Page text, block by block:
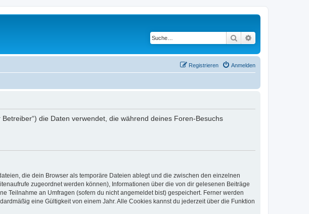
Suche
Anmelden
Registrieren
die Daten verwendet, die während deines Foren-Besuchs
die dein Browser als temporäre Dateien ablegt und die zwischen den einzelnen
zugeordnet werden können), Informationen über die von dir gelesenen Beiträge
Teilnahme an Umfragen (sofern du nicht angemeldet bist) gespeichert. Ferner werden
eine Gültigkeit von einem Jahr. Alle Cookies kannst du jederzeit über die Funktion